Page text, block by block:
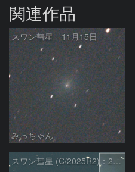
関連作品
スワン彗星 11月15日
みっちゃん
スワン彗星 (C/2025R2)：2026/01/27